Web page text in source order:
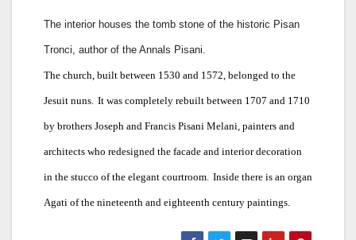
The interior houses the tomb stone of the historic Pisan
Tronci, author of the Annals Pisani.
The church, built between 1530 and 1572, belonged to the
Jesuit nuns. It was completely rebuilt between 1707 and 1710
by brothers Joseph and Francis Pisani Melani, painters and
architects who redesigned the facade and interior decoration
in the stucco of the elegant courtroom. Inside there is an organ
Agati of the nineteenth and eighteenth century paintings.